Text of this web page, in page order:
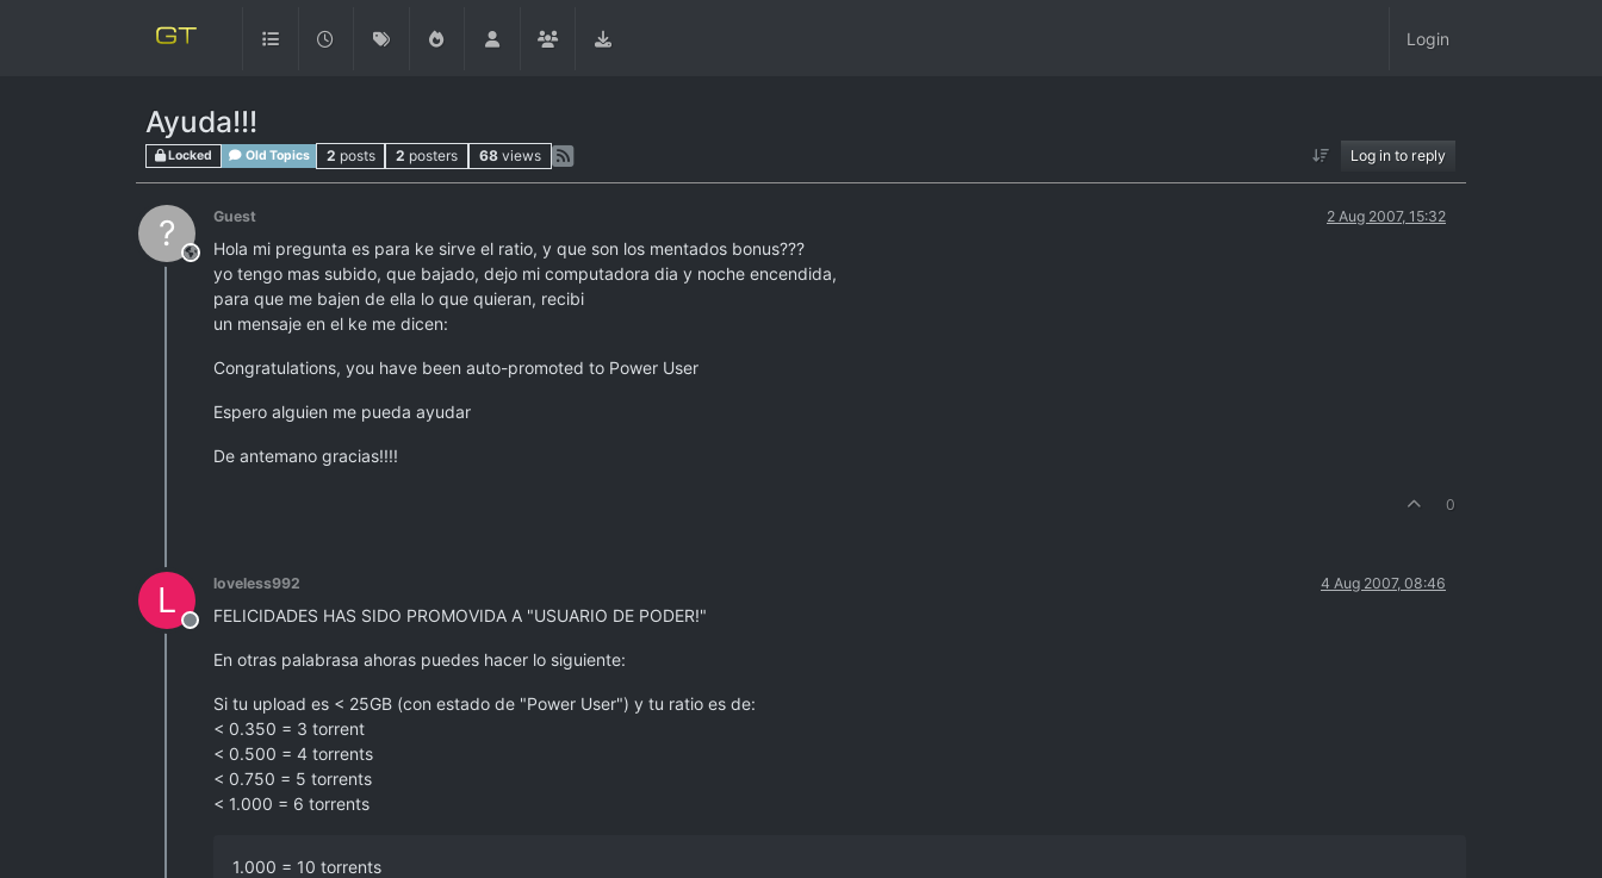
Login
Ayuda!!!
Locked Old Topics 2 posts 2 posters 68 views Log in to reply
? This user is from outside of this forum
Guest 2 Aug 2007, 15:32
Hola mi pregunta es para ke sirve el ratio, y que son los mentados bonus???
yo tengo mas subido, que bajado, dejo mi computadora dia y noche encendida,
para que me bajen de ella lo que quieran, recibi
un mensaje en el ke me dicen:
Congratulations, you have been auto-promoted to Power User
Espero alguien me pueda ayudar
De antemano gracias!!!!
0
L
Offline
loveless992 4 Aug 2007, 08:46
FELICIDADES HAS SIDO PROMOVIDA A "USUARIO DE PODER!"
En otras palabrasa ahoras puedes hacer lo siguiente:
Si tu upload es < 25GB (con estado de "Power User") y tu ratio es de:
< 0.350 = 3 torrent
< 0.500 = 4 torrents
< 0.750 = 5 torrents
< 1.000 = 6 torrents
1.000 = 10 torrents